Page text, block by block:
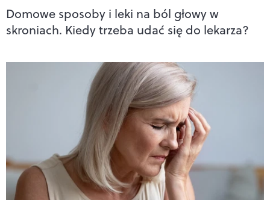
Domowe sposoby i leki na ból głowy w
skroniach. Kiedy trzeba udać się do lekarza?